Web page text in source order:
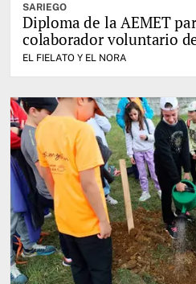
SARIEGO
Diploma de la AEMET
colaborador voluntario
EL FIELATO Y EL NORA